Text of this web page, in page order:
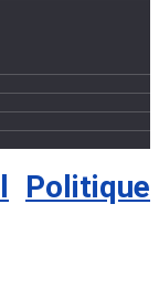
Politique